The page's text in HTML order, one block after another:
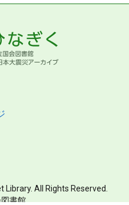
All Rights Reserved.